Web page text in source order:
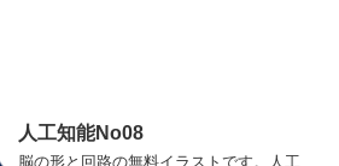
人工知能No08
脳の形と回路の無料イラストです。人工